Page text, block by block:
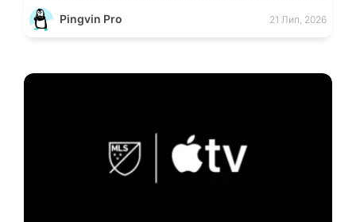
смартфоном (Phone Link) від Microsoft, що перетворює ваш ПК на
своєрідний «міст» до функцій смартфона.
Pingvin Pro 21 Лип, 2026